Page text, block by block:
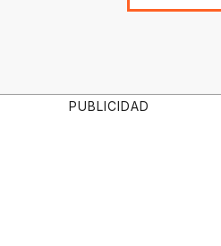
PUBLICIDAD